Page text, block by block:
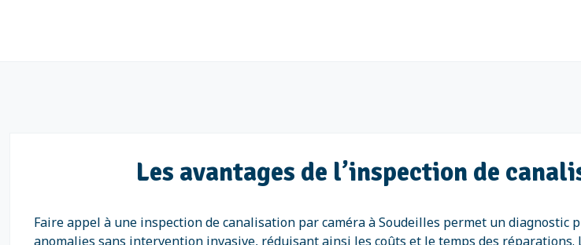
Les avantages de l’inspection de
Faire appel à une inspection de canalisation par caméra à Soudeilles permet un
anomalies sans intervention invasive, réduisant ainsi les coûts et le temps des